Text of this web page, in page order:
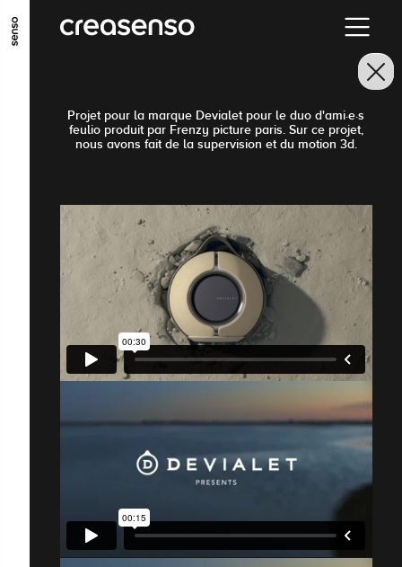
ALLER AU CONTENU PRINCIPAL
Projet pour la marque Devialet pour le duo d'ami·e·s
feulio produit par Frenzy picture paris. Sur ce projet,
nous avons fait de la supervision et du motion 3d.